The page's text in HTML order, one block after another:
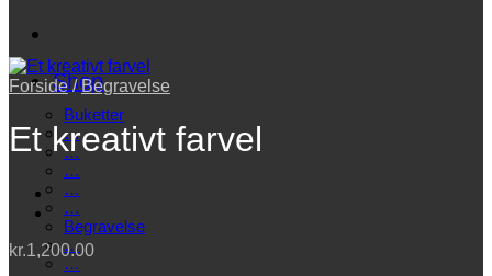
Shop
Buketter
…
…
…
…
…
Begravelse
…
…
Forside / Begravelse
Et kreativt farvel
kr.1,200.00